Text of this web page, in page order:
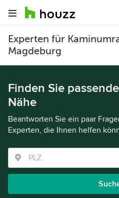
Experten für
Magdeburg
Finden Sie
Nähe
Beantworten Sie ein paar
Experten, die Ihnen helfen